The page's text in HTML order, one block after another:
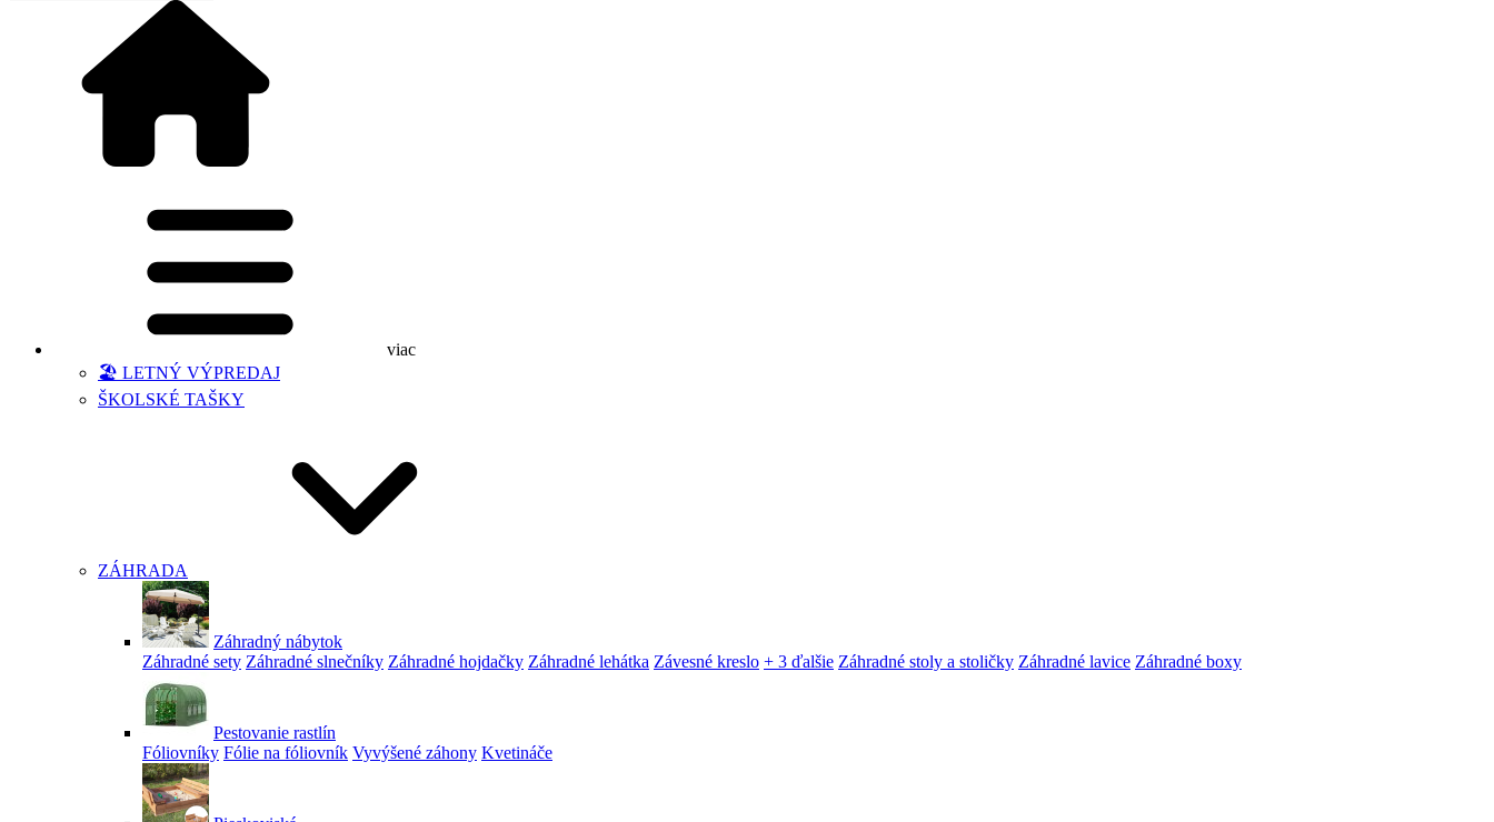
viac
🏖️ LETNÝ VÝPREDAJ
ŠKOLSKÉ TAŠKY
ZÁHRADA
Záhradný nábytok
Záhradné sety Záhradné slnečníky Záhradné hojdačky Záhradné lehátka Závesné kreslo + 3 ďalšie Záhradné stoly a stoličky Záhradné lavice Záhradné boxy
Pestovanie rastlín
Fóliovníky Fólie na fóliovník Vyvýšené záhony Kvetináče